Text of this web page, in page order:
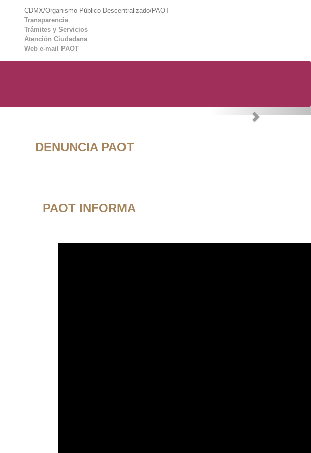
CDMX/Organismo Público Descentralizado/PAOT
Transparencia
Trámites y Servicios
Atención Ciudadana
Web e-mail PAOT
Next
DENUNCIA PAOT
PAOT INFORMA